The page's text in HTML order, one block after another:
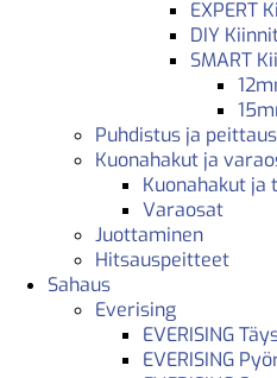
EXPERT
DIY
SMART
Puhdistus ja
Kuonahakut ja
Kuonahakut ja
Varaosat
Juottaminen
Hitsauspeitteet
Sahaus
Everising
EVERISING
EVERISING